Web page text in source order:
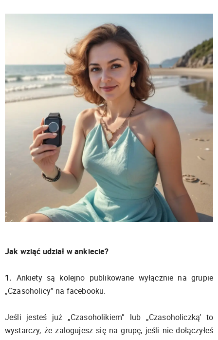
Jak wziąć udział w ankiecie?
1. Ankiety są kolejno publikowane wyłącznie na grupie
„Czasoholicy” na facebooku.
Jeśli jesteś już „Czasoholikiem” lub „Czasoholiczką’ to
wystarczy, że zalogujesz się na grupę, jeśli nie dołączyłeś